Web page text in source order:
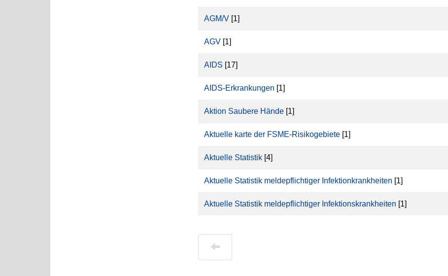
AGM/V [1]
AGV [1]
AIDS [17]
AIDS-Erkrankungen [1]
Aktion Saubere Hände [1]
Aktuelle karte der FSME-Risikogebiete [1]
Aktuelle Statistik [4]
Aktuelle Statistik meldepflichtiger Infektionkrankheiten [1]
Aktuelle Statistik meldepflichtiger Infektionskrankheiten [1]